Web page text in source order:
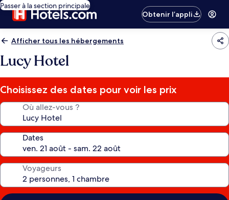
Passer à la section principale
Obtenir l’appli
Afficher tous les hébergements
Lucy Hotel
Choisissez des dates pour voir les prix
Où allez-vous ?
Dates
Voyageurs